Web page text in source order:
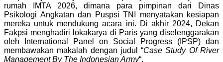
rumah IMTA 2026, dimana para pimpinan dari Dinas
Psikologi Angkatan dan Puspsi TNI menyatakan kesiapan
mereka untuk mendukung acara ini. Di akhir 2024, Dekan
Fakpsi menghadiri lokakarya di Paris yang diselenggarakan
oleh International Panel on Social Progress (IPSP) dan
membawakan makalah dengan judul “Case Study Of River
Management By The Indonesian Army“.